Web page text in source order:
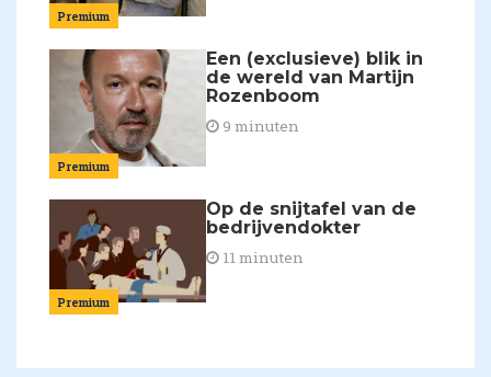
Premium
Premium
Een (exclusieve) blik in
de wereld van Martijn
Rozenboom
9 minuten
Premium
Op de snijtafel van de
bedrijvendokter
11 minuten